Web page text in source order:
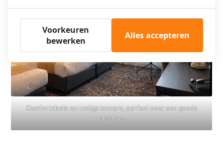
Comfortabele en rustige kamers, perfect voor een goede
nachtrust
Voorkeuren
bewerken
Alles accepteren